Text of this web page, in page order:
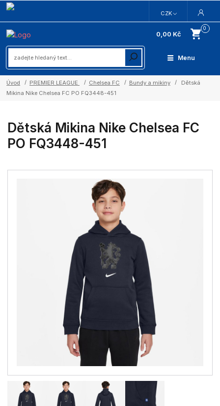
Menu
CZK
0
0,00 Kč
Úvod PREMIER LEAGUE Chelsea FC Bundy a mikiny
Dětská
Mikina Nike Chelsea FC PO FQ3448-451
Dětská Mikina Nike Chelsea FC
PO FQ3448-451